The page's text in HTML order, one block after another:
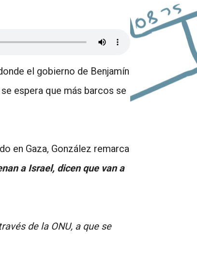
el gobierno de Benjamín
espera que más barcos se
en Gaza, González remarca
a Israel, dicen que van a
de la ONU, a que se